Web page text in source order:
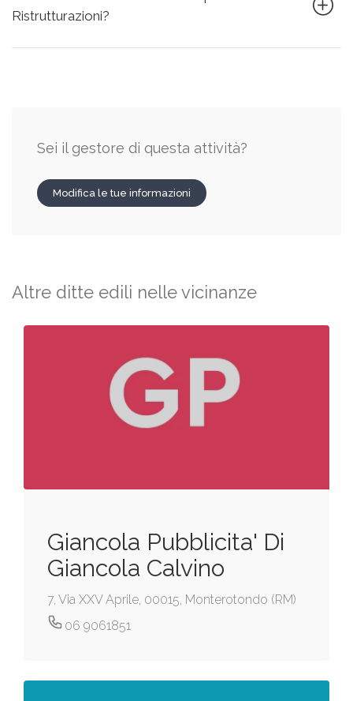
Ristrutturazioni?
Sei il gestore di questa attività?
Modifica le tue informazioni
Altre ditte edili nelle vicinanze
Giancola Pubblicita' Di
Giancola Calvino
7, Via XXV Aprile, 00015, Monterotondo (RM)
06 9061851